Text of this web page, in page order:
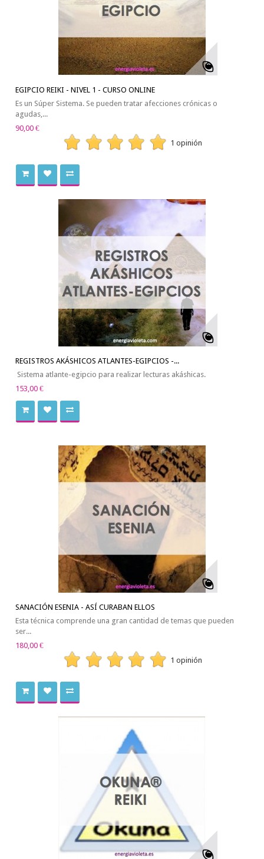
EGIPCIO REIKI - NIVEL 1 - CURSO ONLINE
Es un Súper Sistema. Se pueden tratar afecciones crónicas o
agudas,...
90,00 €
1 opinión
REGISTROS AKÁSHICOS ATLANTES-EGIPCIOS -...
Sistema atlante-egipcio para realizar lecturas akáshicas.
153,00 €
SANACIÓN ESENIA - ASÍ CURABAN ELLOS
Esta técnica comprende una gran cantidad de temas que pueden
ser...
180,00 €
1 opinión